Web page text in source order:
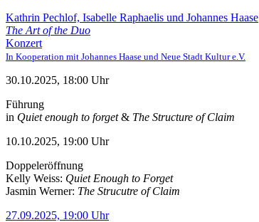
Kathrin Pechlof, Isabelle Raphaelis und Johannes Haase
The Art of the Duo
Konzert
In Kooperation mit Johannes Haase und Neue Stadt Kultur e.V.
30.10.2025, 18:00 Uhr
Führung
in Quiet enough to forget& The Structure of Claim
10.10.2025, 19:00 Uhr
Doppeleröffnung
Kelly Weiss: Quiet Enough to Forget
Jasmin Werner: The Strucutre of Claim
27.09.2025, 19:00 Uhr